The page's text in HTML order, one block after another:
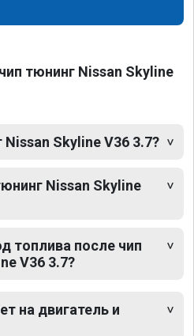
тюнинг Nissan Skyline
Skyline V36 3.7?
Nissan Skyline
топлива после чип
V36 3.7?
на двигатель и